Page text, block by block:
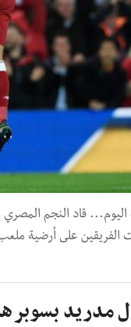
اليوم... قاد النجم
مدريد بسوبر